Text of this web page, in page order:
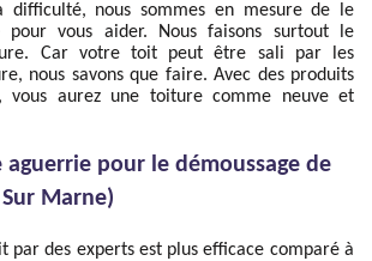
difficulté, nous sommes en mesure de le
vous aider. Nous faisons surtout le
Car votre toit peut être sali par les
nous savons que faire. Avec des produits
vous aurez une toiture comme neuve et
pour le démoussage de
Marne)
par des experts est plus efficace comparé à